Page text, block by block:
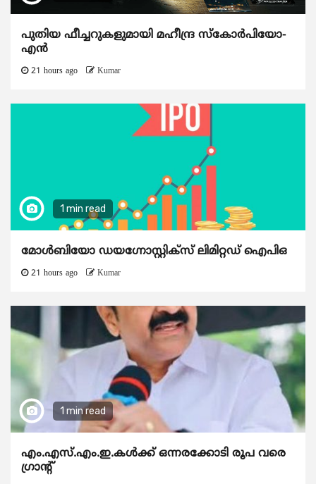
പുതിയ ഫീച്ചറുകളുമായി മഹീന്ദ്ര സ്കോർപിയോ-
എൻ
21 hours ago Kumar
1 min read
മോൾബിയോ ഡയഗ്നോസ്റ്റിക്സ് ലിമിറ്റഡ് ഐപിഒ
21 hours ago Kumar
1 min read
എം.എസ്.എം.ഇ.കൾക്ക് ഒന്നരക്കോടി രൂപ വരെ
ഗ്രാന്റ്